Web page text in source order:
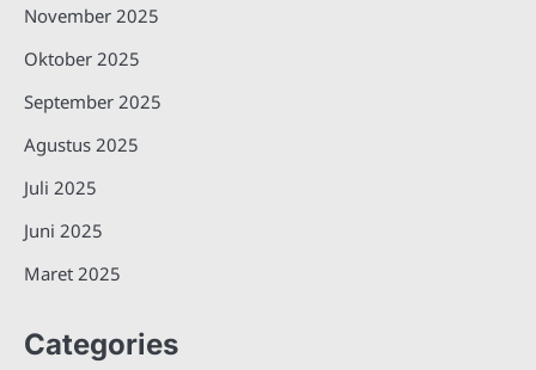
November 2025
Oktober 2025
September 2025
Agustus 2025
Juli 2025
Juni 2025
Maret 2025
Categories